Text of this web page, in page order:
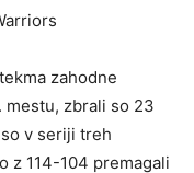
zahodne
mestu, zbrali so 23
so v seriji treh
z 114-104 premagali